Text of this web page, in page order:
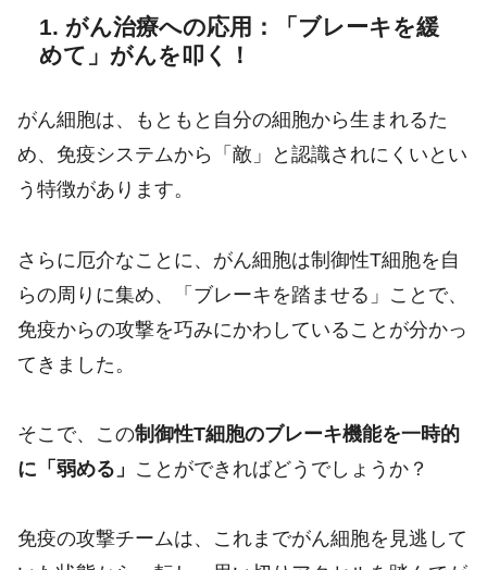
1. がん治療への応用：「ブレーキを緩
めて」がんを叩く！
がん細胞は、もともと自分の細胞から生まれるた
め、免疫システムから「敵」と認識されにくいとい
う特徴があります。
さらに厄介なことに、がん細胞は制御性T細胞を自
らの周りに集め、「ブレーキを踏ませる」ことで、
免疫からの攻撃を巧みにかわしていることが分かっ
てきました。
そこで、この制御性T細胞のブレーキ機能を一時的
に「弱める」 ことができればどうでしょうか？
免疫の攻撃チームは、これまでがん細胞を見逃して